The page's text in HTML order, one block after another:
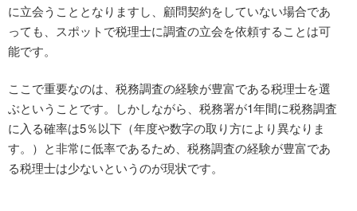
に立会うこととなりますし、顧問契約をしていない場合であ
っても、スポットで税理士に調査の立会を依頼することは可
能です。
ここで重要なのは、税務調査の経験が豊富である税理士を選
ぶということです。しかしながら、税務署が1年間に税務調査
に入る確率は5％以下（年度や数字の取り方により異なりま
す。）と非常に低率であるため、税務調査の経験が豊富であ
る税理士は少ないというのが現状です。